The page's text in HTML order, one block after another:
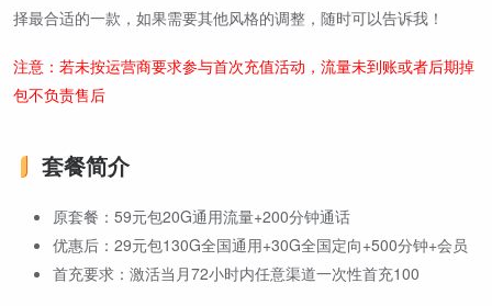
择最合适的一款，如果需要其他风格的调整，随时可以告诉我！
注意：若未按运营商要求参与首次充值活动，流量未到账或者后期掉
包不负责售后
套餐简介
原套餐：59元包20G通用流量+200分钟通话
优惠后：29元包130G全国通用+30G全国定向+500分钟+会员
首充要求：激活当月72小时内任意渠道一次性首充100